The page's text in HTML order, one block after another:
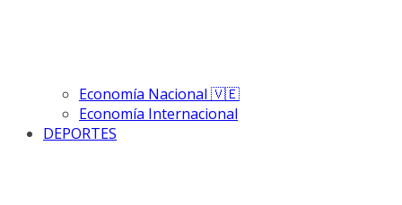
Economía Nacional 🇻🇪
Economía Internacional
DEPORTES